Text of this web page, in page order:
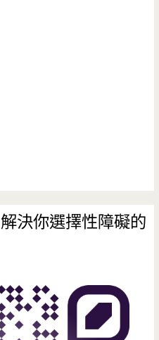
決你選擇性障礙的